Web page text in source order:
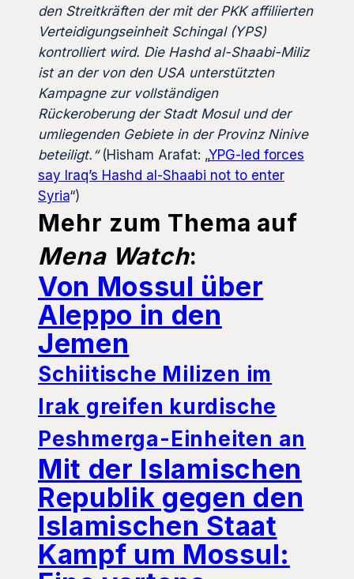
den Streitkräften der mit der PKK affiliierten
Verteidigungseinheit Schingal (YPS)
kontrolliert wird. Die Hashd al-Shaabi-Miliz
ist an der von den USA unterstützten
Kampagne zur vollständigen
Rückeroberung der Stadt Mosul und der
umliegenden Gebiete in der Provinz Ninive
beteiligt.“(Hisham Arafat: „YPG-led forces
say Iraq’s Hashd al-Shaabi not to enter
Syria“)
Mehr zum Thema auf
Mena Watch:
Von Mossul über
Aleppo in den
Jemen
Schiitische Milizen im
Irak greifen kurdische
Peshmerga-Einheiten an
Mit der Islamischen
Republik gegen den
Islamischen Staat
Kampf um Mossul: